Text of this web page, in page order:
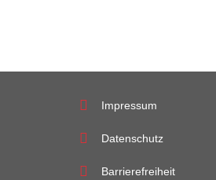
Impressum
Datenschutz
Barrierefreiheit